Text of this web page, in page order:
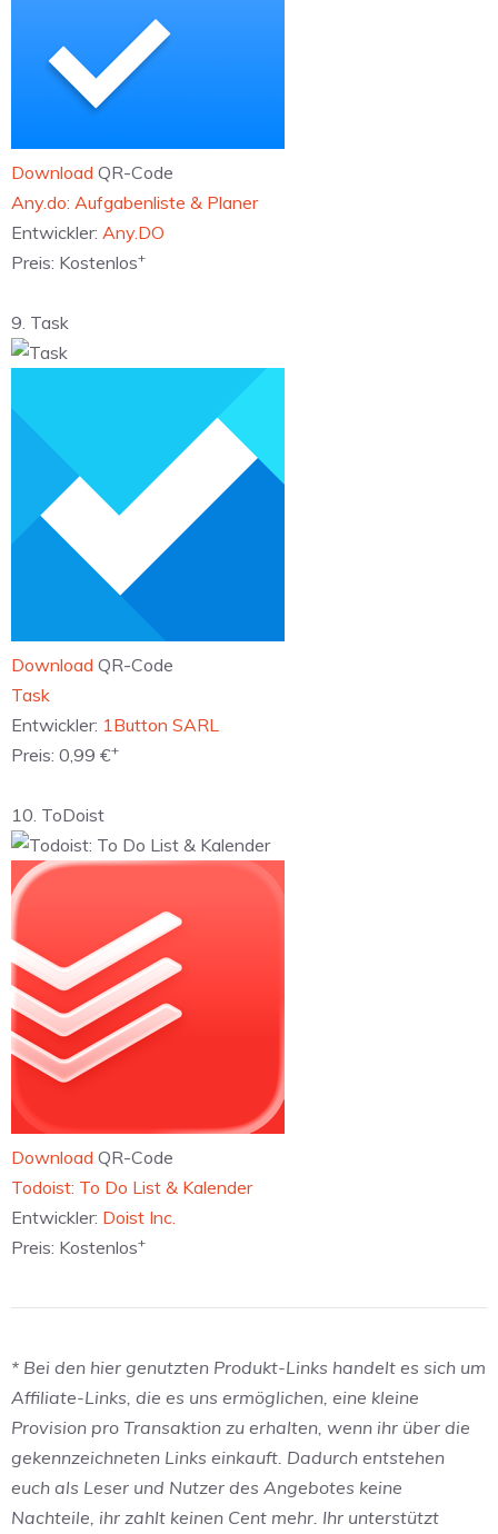
Download QR-Code
‎Any.do: Aufgabenliste & Planer
Entwickler: Any.DO
Preis: Kostenlos+
9. Task
Download QR-Code
‎Task
Entwickler: 1Button SARL
Preis: 0,99 €+
10. ToDoist
Download QR-Code
‎Todoist: To Do List & Kalender
Entwickler: Doist Inc.
Preis: Kostenlos+
* Bei den hier genutzten Produkt-Links handelt es sich um
Affiliate-Links, die es uns ermöglichen, eine kleine
Provision pro Transaktion zu erhalten, wenn ihr über die
gekennzeichneten Links einkauft. Dadurch entstehen
euch als Leser und Nutzer des Angebotes keine
Nachteile, ihr zahlt keinen Cent mehr. Ihr unterstützt